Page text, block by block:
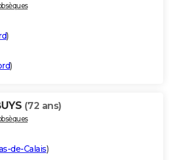
)
)
(72 ans)
de-Calais)